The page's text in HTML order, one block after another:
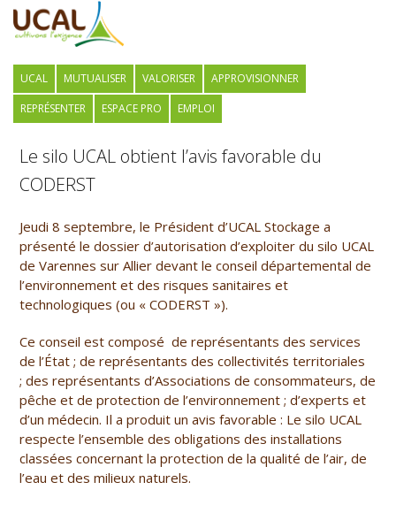
UCAL MUTUALISER VALORISER
APPROVISIONNER
REPRÉSENTER
ESPACE PRO EMPLOI
Le silo UCAL obtient l’avis favorable du
CODERST
Jeudi 8 septembre, le Président d’UCAL Stockage a
présenté le dossier d’autorisation d’exploiter du silo UCAL
de Varennes sur Allier devant le conseil départemental de
l’environnement et des risques sanitaires et
technologiques (ou « CODERST »).
Ce conseil est composé de représentants des services
de l’État ; de représentants des collectivités territoriales
; des représentants d’Associations de consommateurs, de
pêche et de protection de l’environnement ; d’experts et
d’un médecin. Il a produit un avis favorable : Le silo UCAL
respecte l’ensemble des obligations des installations
classées concernant la protection de la qualité de l’air, de
l’eau et des milieux naturels.